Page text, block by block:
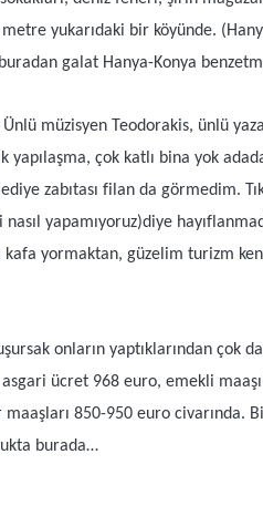
yukarıdaki bir köyünde.
galat Hanya-Konya
müzisyen Teodorakis, ünlü
yapılaşma, çok katlı bina yok
zabıtası filan da görmedim.
yapamıyoruz)diye
kafa yormaktan, güzelim turizm
onların yaptıklarından çok
ücret 968 euro, emekli
850-950 euro
burada…